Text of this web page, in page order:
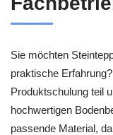
Sie möchten
praktische
Produktschulung teil
hochwertigen
passende Material,